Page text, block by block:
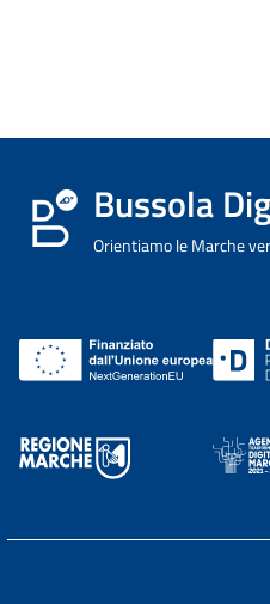
Bussola
Orientiamo le Marche